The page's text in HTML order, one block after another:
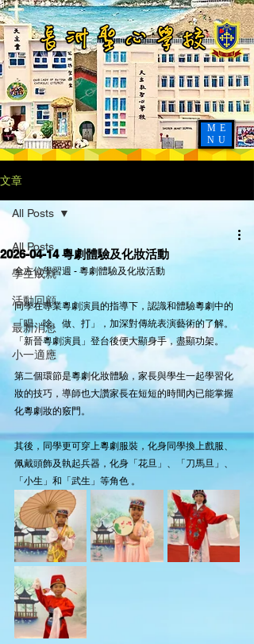
ME
NU
文章
All Posts
學生成就
活動回顧
最新消息
小一適應
All Posts
2026-04-14 粵劇體驗及化妝活動
全方位學習週 - 粵劇體驗及化妝活動
同學在專業粵劇演員的指導下，認識和體驗粵劇中的
「唱、唸、做、打」，加深對傳統表演藝術的了解。
「新晉粵劇演員」登台後便大顯身手，盡顯功架。
第二個環節是粵劇化妝體驗，家長與學生一起學習化
妝的技巧，導師也大讚家長在短短的時間內已能掌握
化粵劇妝的竅門。
其後，同學更可穿上粵劇服裝，化身同學換上戲服、
佩戴頭飾及執起兵器，化身「花旦」、「刀馬旦」、
「小生」和「武生」等角色 。